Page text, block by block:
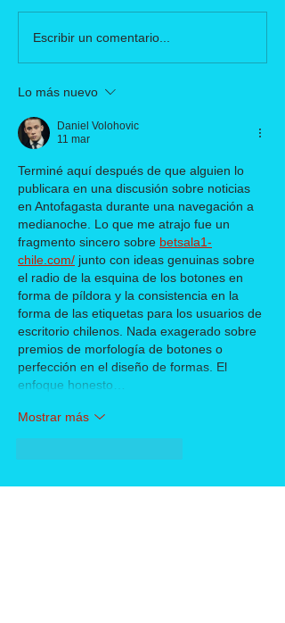
Escribir un comentario...
Lo más nuevo
Daniel Volohovic
11 mar
Terminé aquí después de que alguien lo
publicara en una discusión sobre noticias
en Antofagasta durante una navegación a
medianoche. Lo que me atrajo fue un
fragmento sincero sobre betsala1-
chile.com/ junto con ideas genuinas sobre
el radio de la esquina de los botones en
forma de píldora y la consistencia en la
forma de las etiquetas para los usuarios de
escritorio chilenos. Nada exagerado sobre
premios de morfología de botones o
perfección en el diseño de formas. El
enfoque honesto…
Mostrar más